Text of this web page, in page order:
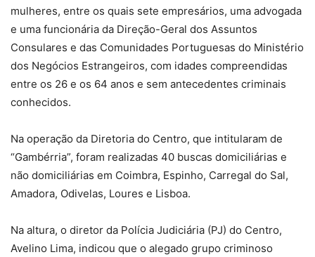
mulheres, entre os quais sete empresários, uma advogada
e uma funcionária da Direção-Geral dos Assuntos
Consulares e das Comunidades Portuguesas do Ministério
dos Negócios Estrangeiros, com idades compreendidas
entre os 26 e os 64 anos e sem antecedentes criminais
conhecidos.
Na operação da Diretoria do Centro, que intitularam de
“Gambérria”, foram realizadas 40 buscas domiciliárias e
não domiciliárias em Coimbra, Espinho, Carregal do Sal,
Amadora, Odivelas, Loures e Lisboa.
Na altura, o diretor da Polícia Judiciária (PJ) do Centro,
Avelino Lima, indicou que o alegado grupo criminoso